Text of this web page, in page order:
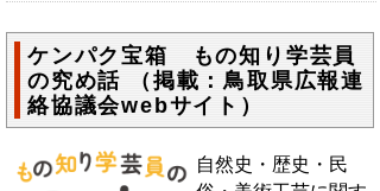
ケンパク宝箱 もの知り学芸員
の究め話 （掲載：鳥取県広報連
絡協議会webサイト）
自然史・歴史・民